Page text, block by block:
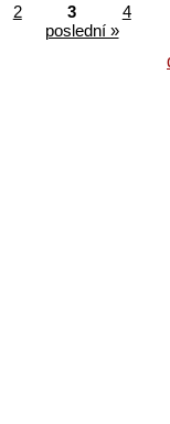
2 3
4
poslední »